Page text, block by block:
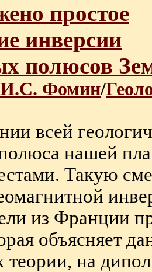
простое
инверсии
полюсов
И.С. Фомин/
всей
нашей
Такую
из Франции
объясняет
теории, на